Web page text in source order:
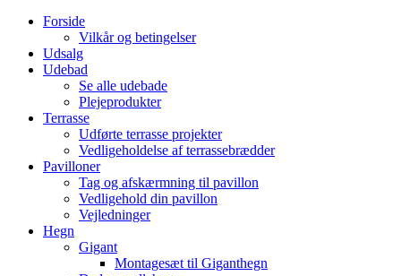
Forside
Vilkår og betingelser
Udsalg
Udebad
Se alle udebade
Plejeprodukter
Terrasse
Udførte terrasse projekter
Vedligeholdelse af terrassebrædder
Pavilloner
Tag og afskærmning til pavillon
Vedligehold din pavillon
Vejledninger
Hegn
Gigant
Montagesæt til Giganthegn